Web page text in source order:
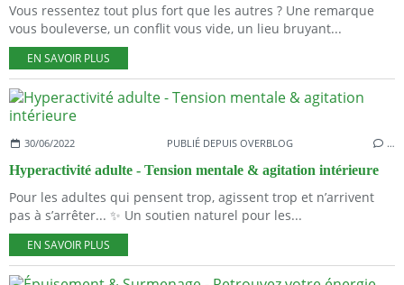
Vous ressentez tout plus fort que les autres ? Une remarque
vous bouleverse, un conflit vous vide, un lieu bruyant...
EN SAVOIR PLUS
30/06/2022 PUBLIÉ DEPUIS OVERBLOG …
Hyperactivité adulte - Tension mentale & agitation intérieure
Pour les adultes qui pensent trop, agissent trop et n’arrivent
pas à s’arrêter... ✨ Un soutien naturel pour les...
EN SAVOIR PLUS